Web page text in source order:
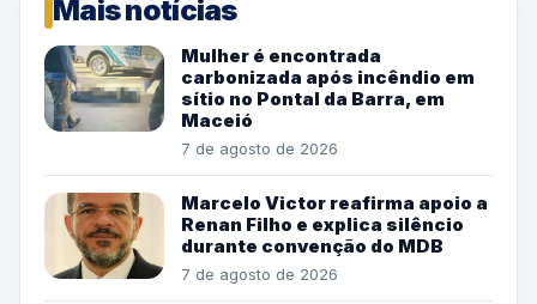
Mais notícias
Mulher é encontrada
carbonizada após incêndio em
sítio no Pontal da Barra, em
Maceió
7 de agosto de 2026
Marcelo Victor reafirma apoio a
Renan Filho e explica silêncio
durante convenção do MDB
7 de agosto de 2026